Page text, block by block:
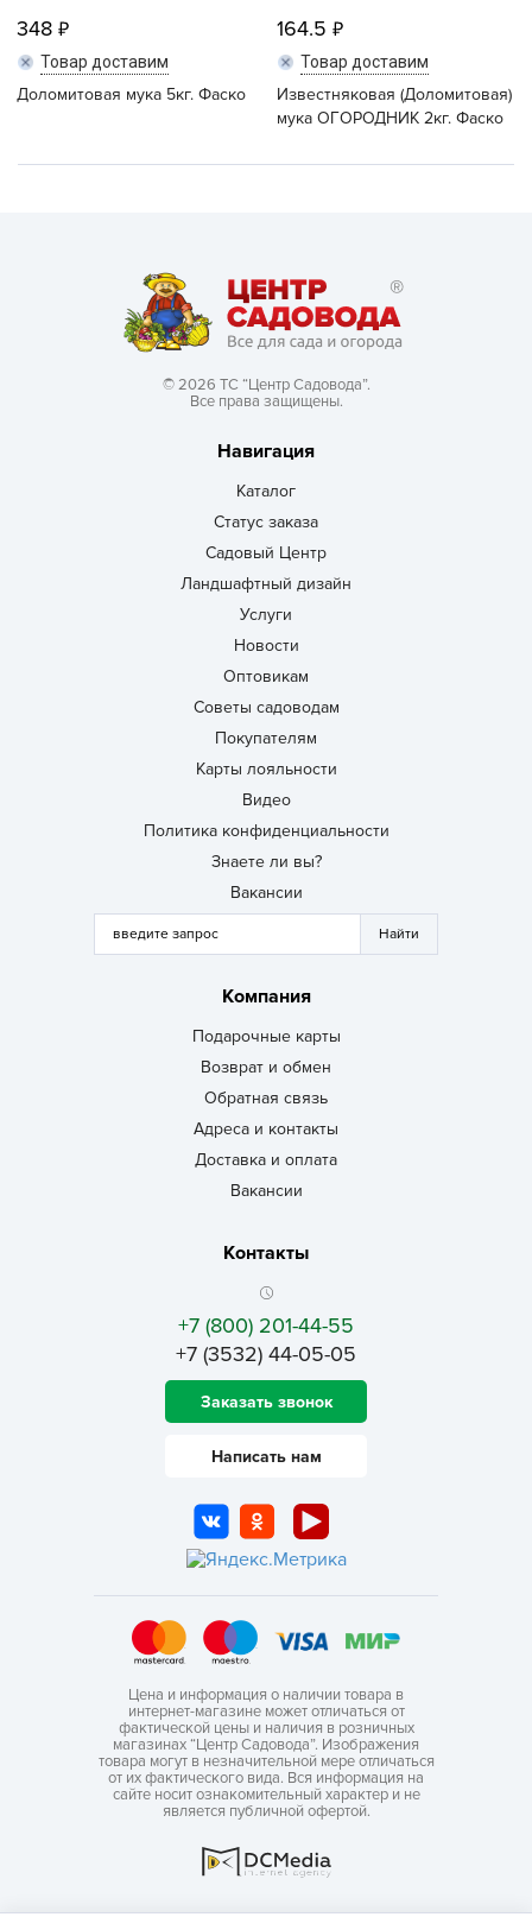
348
Товар доставим
Доломитовая мука 5кг. Фаско
164.5
Товар доставим
Известняковая (Доломитовая)
мука ОГОРОДНИК 2кг. Фаско
© 2026 ТС “Центр Садовода”.
Все права защищены.
Навигация
Каталог
Статус заказа
Садовый Центр
Ландшафтный дизайн
Услуги
Новости
Оптовикам
Советы садоводам
Покупателям
Карты лояльности
Видео
Политика конфиденциальности
Знаете ли вы?
Вакансии
Компания
Подарочные карты
Возврат и обмен
Обратная связь
Адреса и контакты
Доставка и оплата
Вакансии
Контакты
+7 (800) 201-44-55
+7 (3532) 44-05-05
Заказать звонок
Написать нам
Цена и информация о наличии товара в
интернет-магазине может отличаться от
фактической цены и наличия в розничных
магазинах “Центр Садовода”. Изображения
товара могут в незначительной мере отличаться
от их фактического вида. Вся информация на
сайте носит ознакомительный характер и не
является публичной офертой.